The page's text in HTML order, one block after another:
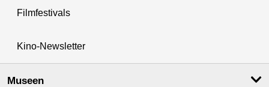
Filmfestivals
Kino-Newsletter
Museen